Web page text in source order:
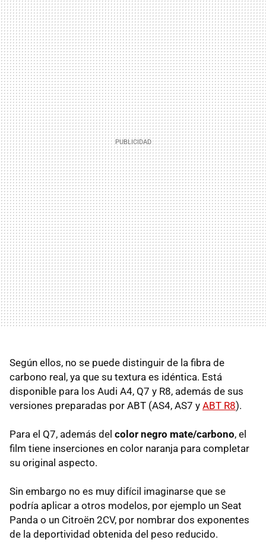
Según ellos, no se puede distinguir de la fibra de
carbono real, ya que su textura es idéntica. Está
disponible para los Audi A4, Q7 y R8, además de sus
versiones preparadas por ABT (AS4, AS7 y ABT R8).
Para el Q7, además del color negro mate/carbono, el
film tiene inserciones en color naranja para completar
su original aspecto.
Sin embargo no es muy difícil imaginarse que se
podría aplicar a otros modelos, por ejemplo un Seat
Panda o un Citroën 2CV, por nombrar dos exponentes
de la deportividad obtenida del peso reducido.